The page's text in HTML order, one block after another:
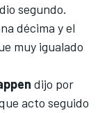
segundo.
décima y el
muy igualado
dijo por
acto seguido